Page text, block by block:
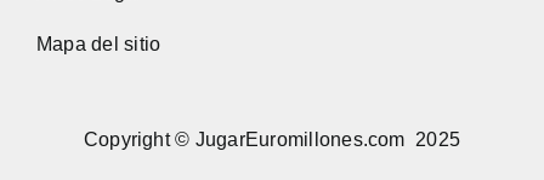
Mapa del sitio
Copyright © JugarEuromillones.com 2025